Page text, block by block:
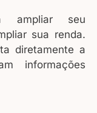
ampliar seu
sua renda.
diretamente a
informações